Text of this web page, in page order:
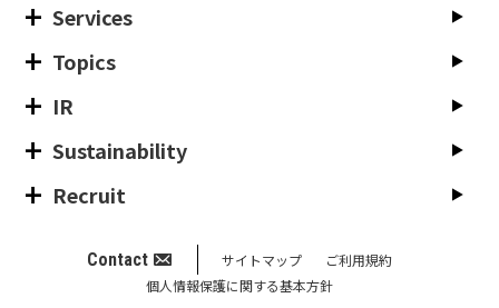
Services
Topics
IR
Sustainability
Recruit
Contact サイトマップ
ご利用規約
個人情報保護に関する基本方針